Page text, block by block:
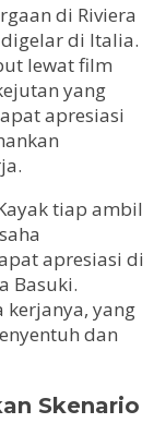
di Riviera
digelar di Italia.
lewat film
yang
apresiasi
tiap ambil
apresiasi di
Basuki.
kerjanya, yang
dan
Skenario